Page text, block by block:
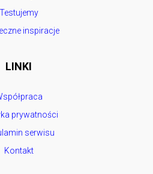
Testujemy
inspiracje
LINKI
prywatności
serwisu
Kontakt